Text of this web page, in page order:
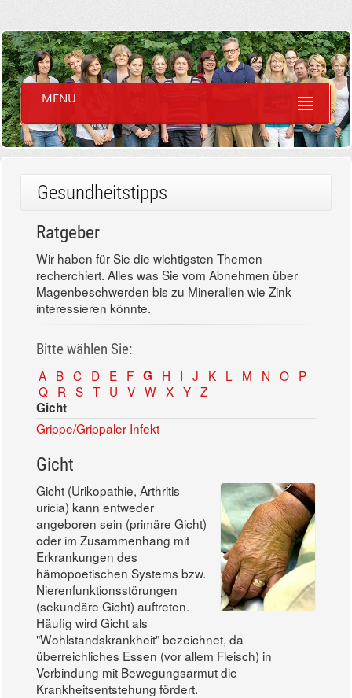
MENU
Gesundheitstipps
Ratgeber
Wir haben für Sie die wichtigsten Themen
recherchiert. Alles was Sie vom Abnehmen über
Magenbeschwerden bis zu Mineralien wie Zink
interessieren könnte.
Bitte wählen Sie:
A B C D E F G H I J K L M N O P
Q R S T U V W X Y Z
Gicht
Grippe/Grippaler Infekt
Gicht
Gicht (Urikopathie, Arthritis
uricia) kann entweder
angeboren sein (primäre Gicht)
oder im Zusammenhang mit
Erkrankungen des
hämopoetischen Systems bzw.
Nierenfunktionsstörungen
(sekundäre Gicht) auftreten.
Häufig wird Gicht als
"Wohlstandskrankheit" bezeichnet, da
überreichliches Essen (vor allem Fleisch) in
Verbindung mit Bewegungsarmut die
Krankheitsentstehung fördert.